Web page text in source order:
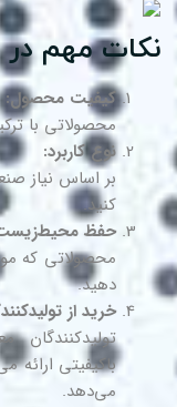
مهم در
کیفیت محصول:
محصولاتی با
نوع کاربرد:
بر اساس نیاز
کنید.
حفظ محیط‌زیست:
محصولاتی که مواد
دهید.
خرید از
تولیدکنندگان
باکیفیتی ارائه
می‌دهد.